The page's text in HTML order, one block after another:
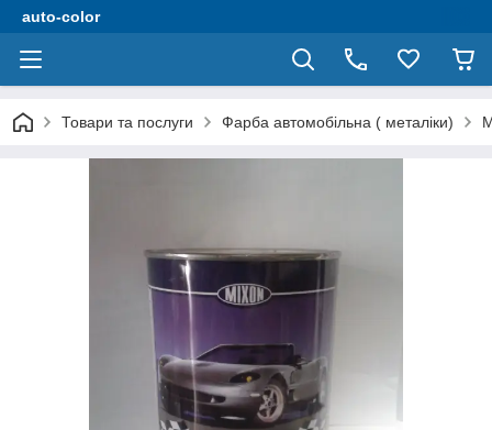
auto-color
Товари та послуги Фарба автомобільна ( металіки)